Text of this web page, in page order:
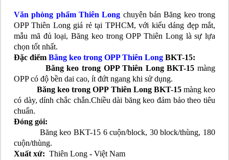
Văn phòng phẩm Thiên Long chuyên bán Băng keo trong
OPP Thiên Long giá rẻ tại TPHCM, với kiểu dáng đẹp mắt,
mẫu mã đủ loại, Băng keo trong OPP Thiên Long là sự lựa
chọn tốt nhất.
Đặc điểm Băng keo trong OPP Thiên Long BKT-15:
Băng keo trong OPP Thiên Long BKT-15 màng
OPP có độ bền dai cao, ít đứt ngang khi sử dụng.
Băng keo trong OPP Thiên Long BKT-15màng keo
có dày, dính chắc chắn.Chiều dài băng keo đảm bảo theo tiêu
chuẩn.
Đóng gói:
Băng keo BKT-15 6 cuộn/block, 30 block/thùng, 180
cuộn/thùng.
Xuất xứ: Thiên Long - Việt Nam